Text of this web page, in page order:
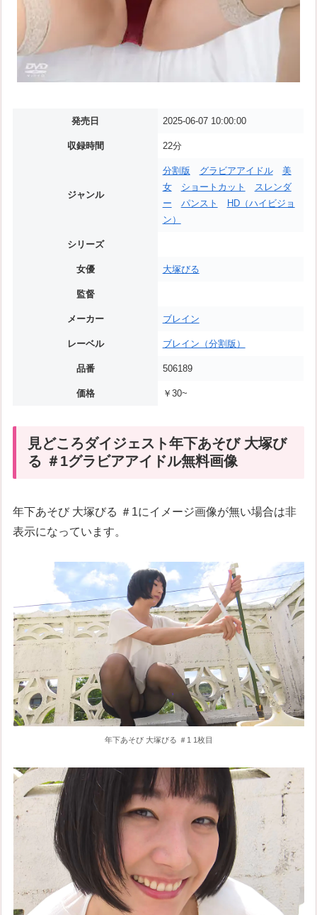
発売日 2025-06-07 10:00:00
収録時間 22分
ジャンル
分割版 グラビアアイドル
美
女
ショートカット
スレンダ
ー
パンスト
HD（ハイビジョ
ン）
シリーズ
女優 大塚びる
監督
メーカー ブレイン
レーベル ブレイン（分割版）
品番 506189
価格 ￥30~
見どころダイジェスト年下あそび 大塚び
る ＃1グラビアアイドル無料画像
年下あそび 大塚びる ＃1にイメージ画像が無い場合は非
表示になっています。
年下あそび 大塚びる ＃1 1枚目